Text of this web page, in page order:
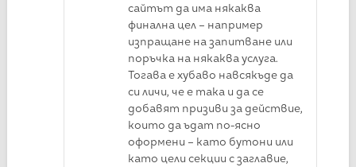
сайтът да има някаква
финална цел – например
изпращане на запитване или
поръчка на някаква услуга.
Тогава е хубаво навсякъде да
си личи, че е така и да се
добавят призиви за действие,
които да ъдат по-ясно
оформени – като бутони или
като цели секции с заглавие,